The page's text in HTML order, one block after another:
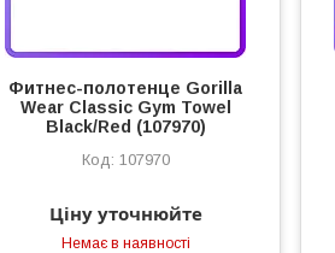
Фитнес-полотенце Gorilla
Wear Classic Gym Towel
Black/Red (107970)
107970
Ціну уточнюйте
Немає в наявності